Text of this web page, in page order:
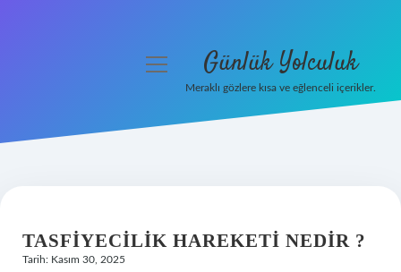
Hakkımızda
menüyü
Günlük Yolculuk
Meraklı gözlere kısa ve eğlenceli içerikler.
TASFIYECILIK HAREKETI NEDIR ?
Tarih: Kasım 30, 2025